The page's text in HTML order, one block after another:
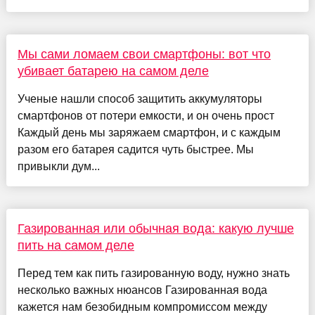
Мы сами ломаем свои смартфоны: вот что
убивает батарею на самом деле
Ученые нашли способ защитить аккумуляторы
смартфонов от потери емкости, и он очень прост
Каждый день мы заряжаем смартфон, и с каждым
разом его батарея садится чуть быстрее. Мы
привыкли дум...
Газированная или обычная вода: какую лучше
пить на самом деле
Перед тем как пить газированную воду, нужно знать
несколько важных нюансов Газированная вода
кажется нам безобидным компромиссом между